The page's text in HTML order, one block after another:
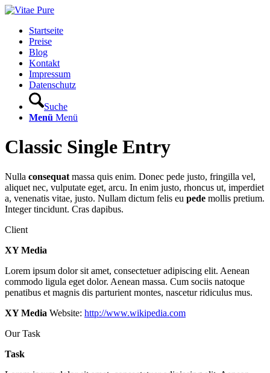
Startseite
Preise
Blog
Kontakt
Impressum
Datenschutz
Suche
Menü Menü
Classic Single Entry
Nulla consequat massa quis enim. Donec pede justo, fringilla vel,
aliquet nec, vulputate eget, arcu. In enim justo, rhoncus ut, imperdiet
a, venenatis vitae, justo. Nullam dictum felis eu pede mollis pretium.
Integer tincidunt. Cras dapibus.
Client
XY Media
Lorem ipsum dolor sit amet, consectetuer adipiscing elit. Aenean
commodo ligula eget dolor. Aenean massa. Cum sociis natoque
penatibus et magnis dis parturient montes, nascetur ridiculus mus.
XY Media Website: http://www.wikipedia.com
Our Task
Task